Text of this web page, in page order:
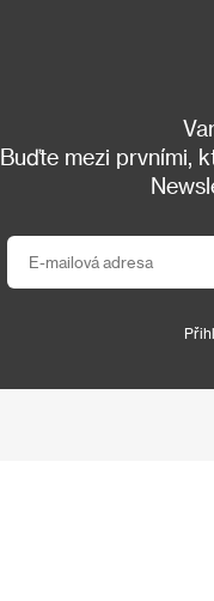
Buďte mezi prvními,